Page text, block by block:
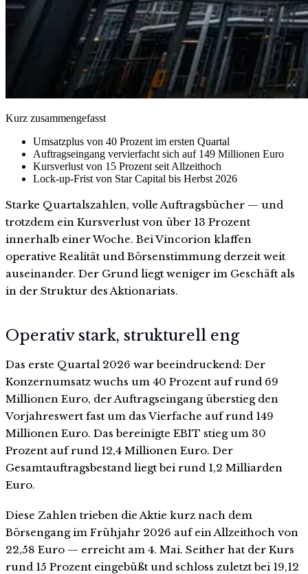
Kurz zusammengefasst
Umsatzplus von 40 Prozent im ersten Quartal
Auftragseingang vervierfacht sich auf 149 Millionen Euro
Kursverlust von 15 Prozent seit Allzeithoch
Lock-up-Frist von Star Capital bis Herbst 2026
Starke Quartalszahlen, volle Auftragsbücher — und
trotzdem ein Kursverlust von über 13 Prozent
innerhalb einer Woche. Bei Vincorion klaffen
operative Realität und Börsenstimmung derzeit weit
auseinander. Der Grund liegt weniger im Geschäft als
in der Struktur des Aktionariats.
Operativ stark, strukturell eng
Das erste Quartal 2026 war beeindruckend: Der
Konzernumsatz wuchs um 40 Prozent auf rund 69
Millionen Euro, der Auftragseingang überstieg den
Vorjahreswert fast um das Vierfache auf rund 149
Millionen Euro. Das bereinigte EBIT stieg um 30
Prozent auf rund 12,4 Millionen Euro. Der
Gesamtauftragsbestand liegt bei rund 1,2 Milliarden
Euro.
Diese Zahlen trieben die Aktie kurz nach dem
Börsengang im Frühjahr 2026 auf ein Allzeithoch von
22,58 Euro — erreicht am 4. Mai. Seither hat der Kurs
rund 15 Prozent eingebüßt und schloss zuletzt bei 19,12